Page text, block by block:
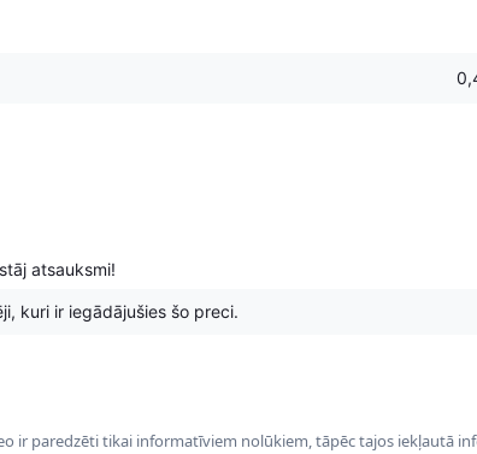
atsauksmi!
kuri ir iegādājušies šo preci.
paredzēti tikai informatīviem nolūkiem, tāpēc tajos iekļautā